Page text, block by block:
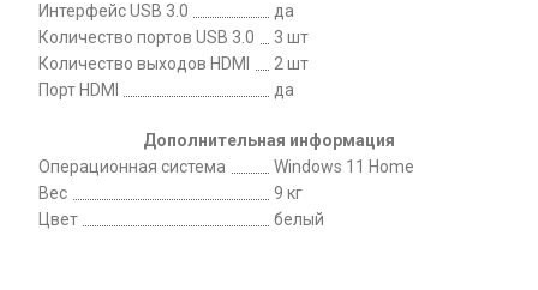
Интерфейс USB 3.0
да
Количество портов USB 3.0
3 шт
Количество выходов HDMI
2 шт
Порт HDMI
да
Дополнительная информация
Операционная система
Windows 11 Home
Вес
9 кг
Цвет
белый